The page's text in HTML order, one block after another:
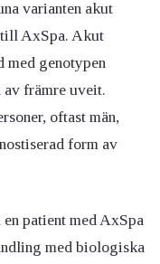
varianten akut
AxSpa. Akut
med genotypen
främre uveit.
oftast män,
form av
patient med AxSpa
med biologiska